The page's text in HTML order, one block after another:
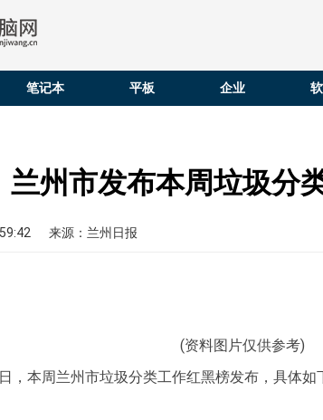
笔记本 平板 企业
兰州市发布本周垃圾分
来源：兰州日报
(资料图片仅供参考)
，本周兰州市垃圾分类工作红黑榜发布，具体如